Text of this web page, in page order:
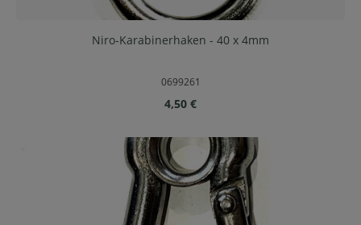
Niro-Karabinerhaken - 40 x 4mm
0699261
Regulärer Preis:
4,50 €